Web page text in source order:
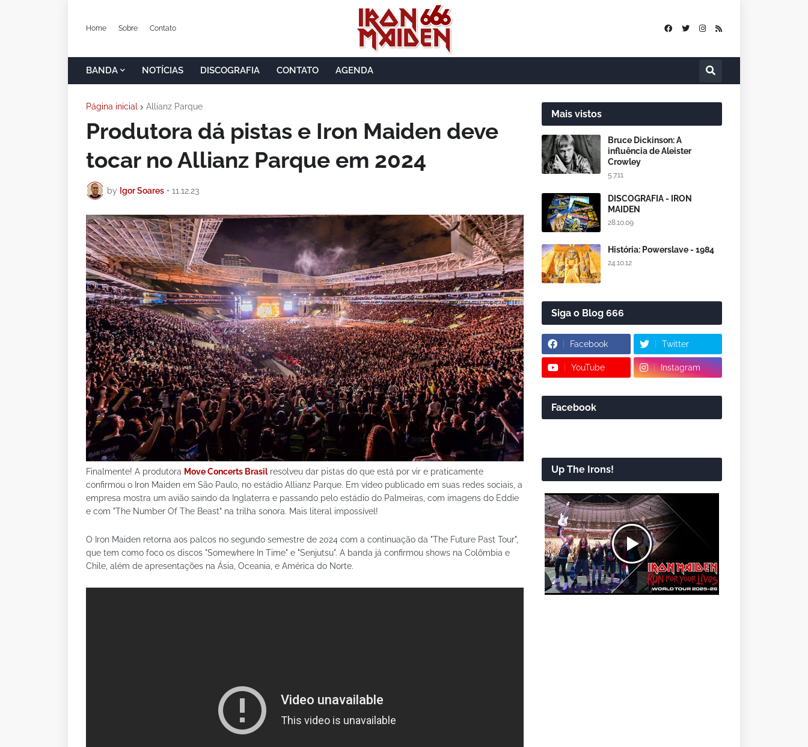
Home Sobre Contato
BANDA NOTÍCIAS DISCOGRAFIA CONTATO AGENDA
Página inicial Allianz Parque
Produtora dá pistas e Iron Maiden deve
tocar no Allianz Parque em 2024
by Igor Soares • 11.12.23
Finalmente! A produtora Move Concerts Brasilresolveu dar pistas do que está por vir e praticamente
confirmou o Iron Maiden em São Paulo, no estádio Allianz Parque. Em vídeo publicado em suas redes sociais, a
empresa mostra um avião saindo da Inglaterra e passando pelo estádio do Palmeiras, com imagens do Eddie
e com "The Number Of The Beast" na trilha sonora. Mais literal impossível!
O Iron Maiden retorna aos palcos no segundo semestre de 2024 com a continuação da "The Future Past Tour",
que tem como foco os discos "Somewhere In Time" e "Senjutsu". A banda já confirmou shows na Colômbia e
Chile, além de apresentações na Ásia, Oceania, e América do Norte.
Mais vistos
Bruce Dickinson: A
influência de Aleister
Crowley
5.7.11
DISCOGRAFIA - IRON
MAIDEN
28.10.09
História: Powerslave - 1984
24.10.12
Siga o Blog 666
Facebook Twitter
YouTube Instagram
Facebook
Up The Irons!